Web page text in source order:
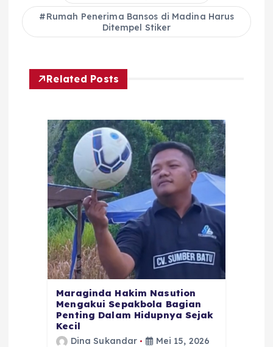
Rumah Penerima Bansos di Madina Harus
Ditempel Stiker
Related Posts
Maraginda Hakim Nasution
Mengakui Sepakbola Bagian
Penting Dalam Hidupnya Sejak
Kecil
Dina Sukandar Mei 15, 2026